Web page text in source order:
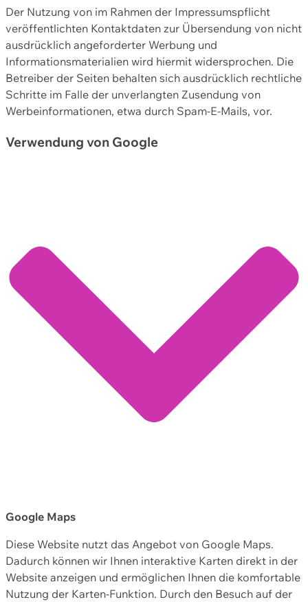
Der Nutzung von im Rahmen der Impressumspflicht
veröffentlichten Kontaktdaten zur Übersendung von nicht
ausdrücklich angeforderter Werbung und
Informationsmaterialien wird hiermit widersprochen. Die
Betreiber der Seiten behalten sich ausdrücklich rechtliche
Schritte im Falle der unverlangten Zusendung von
Werbeinformationen, etwa durch Spam-E-Mails, vor.
Verwendung von Google
Google Maps
Diese Website nutzt das Angebot von Google Maps.
Dadurch können wir Ihnen interaktive Karten direkt in der
Website anzeigen und ermöglichen Ihnen die komfortable
Nutzung der Karten-Funktion. Durch den Besuch auf der